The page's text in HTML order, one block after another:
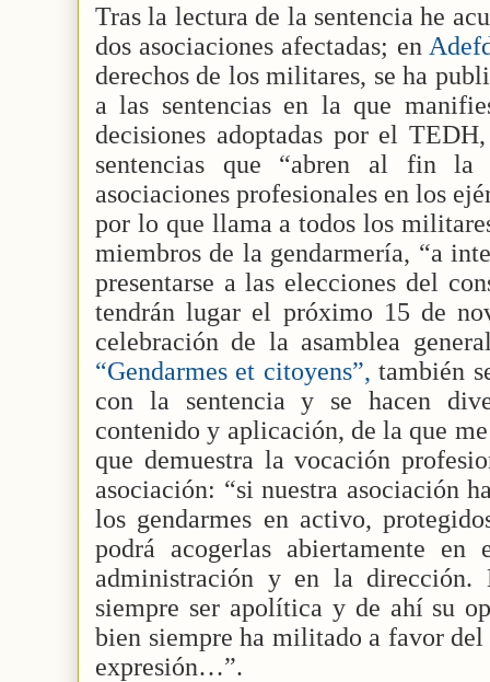
Tras la lectura de la sentencia he
dos asociaciones afectadas; en
derechos de los militares, se ha
a las sentencias en la que
decisiones adoptadas por el
sentencias que “abren al fin
asociaciones profesionales en los
por lo que llama a todos los
miembros de la gendarmería, “a
presentarse a las elecciones del
tendrán lugar el próximo 15 de
celebración de la asamblea
“Gendarmes et citoyens”, también
con la sentencia y se hacen
contenido y aplicación, de la que
que demuestra la vocación
asociación: “si nuestra asociación
los gendarmes en activo,
podrá acogerlas abiertamente
administración y en la dirección.
siempre ser apolítica y de ahí su
bien siempre ha militado a favor
expresión…”.